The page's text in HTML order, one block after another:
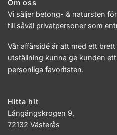
Om oss
Vi säljer betong- & natursten
till såväl privatpersoner som
Vår affärsidé är att med ett
utställning kunna ge kunden
personliga favoritsten.
Hitta hit
Långängskrogen 9,
72132 Västerås